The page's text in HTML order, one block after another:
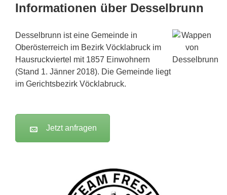
Informationen über Desselbrunn
Desselbrunn ist eine Gemeinde in
Oberösterreich im Bezirk Vöcklabruck im
Hausruckviertel mit 1857 Einwohnern
(Stand 1. Jänner 2018). Die Gemeinde liegt
im Gerichtsbezirk Vöcklabruck.
Jetzt anfragen